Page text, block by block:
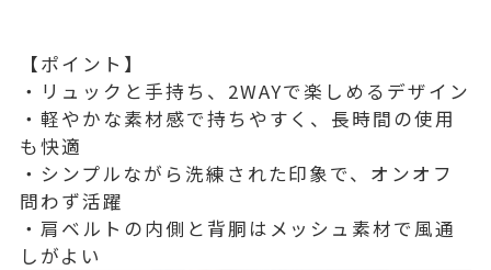
【ポイント】
・リュックと手持ち、2WAYで楽しめるデザイン
・軽やかな素材感で持ちやすく、長時間の使用
も快適
・シンプルながら洗練された印象で、オンオフ
問わず活躍
・肩ベルトの内側と背胴はメッシュ素材で風通
しがよい